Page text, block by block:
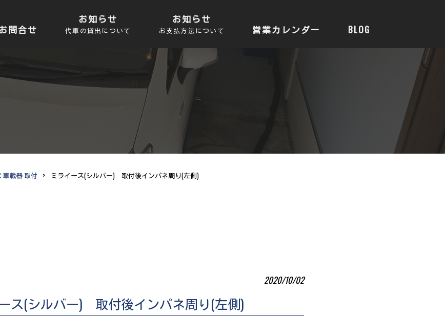
問合せ
お知らせ
代車の貸出について
お知らせ
お支払方法について 営業カレンダー BLOG
載器 取付 > ミライース(シルバー) 取付後インパネ周り(左側)
2020/10/02
ス(シルバー) 取付後インパネ周り(左側)